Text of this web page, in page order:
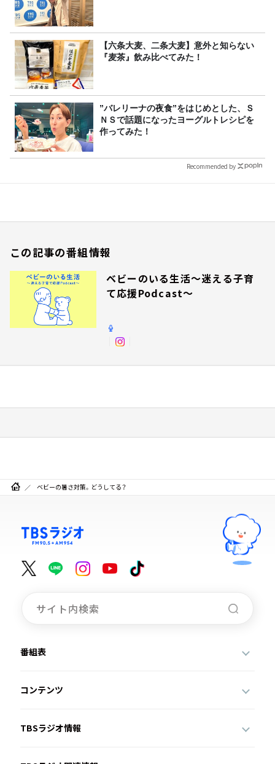
【六条大麦、二条大麦】意外と知らない
『麦茶』飲み比べてみた！
”バレリーナの夜食”をはじめとした、Ｓ
ＮＳで話題になったヨーグルトレシピを
作ってみた！
Recommended by
この記事の番組情報
ベビーのいる生活～迷える子育
て応援Podcast～
ベビーの暑さ対策。どうしてる？
番組表
コンテンツ
TBSラジオ情報